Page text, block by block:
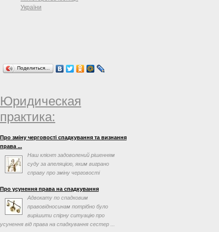
України
Поделиться…
Юридическая
практика:
Про зміну черговості спадкування та визнання
права ...
Наш клієнт задоволений рішенням
суду за апеляцією, яким виграно
справу про зміну черговості
Про усунення права на спадкування
Адвокату по спадковим
правовідносинам потрібно було
вирішити спірну ситуацію про
усунення від права на спадкування сестер ...